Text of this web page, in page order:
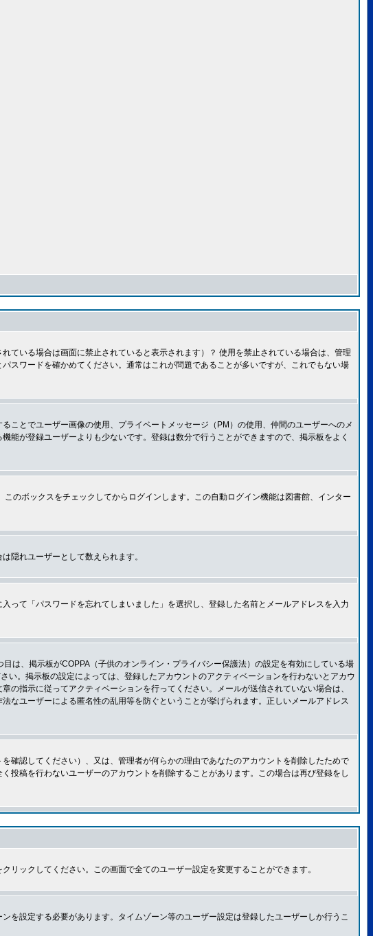
ている場合は画面に禁止されていると表示されます）？ 使用を禁止されている場合は、管理
スワードを確かめてください。通常はこれが問題であることが多いですが、これでもない場
ことでユーザー画像の使用、プライベートメッセージ（PM）の使用、仲間のユーザーへのメ
が登録ユーザーよりも少ないです。登録は数分で行うことができますので、掲示板をよく
のボックスをチェックしてからログインします。この自動ログイン機能は図書館、インター
隠れユーザーとして数えられます。
って「パスワードを忘れてしまいました」を選択し、登録した名前とメールアドレスを入力
は、掲示板がCOPPA（子供のオンライン・プライバシー保護法）の設定を有効にしている場
。掲示板の設定によっては、登録したアカウントのアクティベーションを行わないとアカウ
指示に従ってアクティベーションを行ってください。メールが送信されていない場合は、
なユーザーによる匿名性の乱用等を防ぐということが挙げられます。正しいメールアドレス
確認してください）、又は、管理者が何らかの理由であなたのアカウントを削除したためで
投稿を行わないユーザーのアカウントを削除することがあります。この場合は再び登録をし
ックしてください。この画面で全てのユーザー設定を変更することができます。
を設定する必要があります。タイムゾーン等のユーザー設定は登録したユーザーしか行うこ